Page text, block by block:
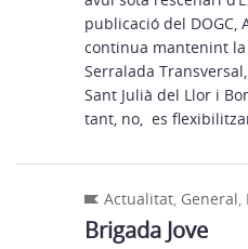
publicació del DOGC,
continua mantenint la
Serralada
Sant Julià del Llor i
tant, no, es
Actualitat, General,
Brigada Jove